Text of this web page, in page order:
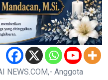
NEWS.COM,- Anggota